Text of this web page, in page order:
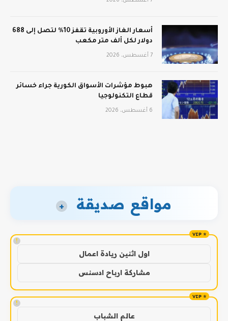
أسعار الغاز الأوروبية تقفز 10% لتصل إلى 688
دولار لكل ألف متر مكعب
7 أغسطس، 2026
هبوط مؤشرات الأسواق الكورية جراء خسائر
قطاع التكنولوجيا
6 أغسطس، 2026
مواقع صديقة +
!
اول اثنين ريادة اعمال
مشاركة ارباح ادسنس
!
عالم الشباب